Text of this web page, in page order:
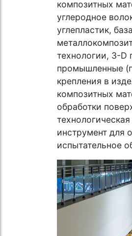
композитных
углеродное
углепластик,
технологии, 3-D
промышленные
крепления в
композитных
обработки
инструмент для
испытательное